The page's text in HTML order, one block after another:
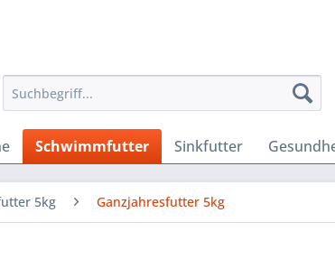
Schwimmfutter Sinkfutter
5kg Ganzjahresfutter 5kg